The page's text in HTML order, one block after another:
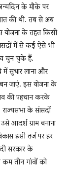
के मौके पर
की थी. तब से अब
के तहत किसी
में से कई ऐसे भी
चुन चुके हैं.
सुधार लाना और
जाएं. इस योजना के
की पहचान करके
के सांसदों
आदर्श ग्राम बनाना
इसी तर्ज पर हर
सरकार के
तीन गांवों को